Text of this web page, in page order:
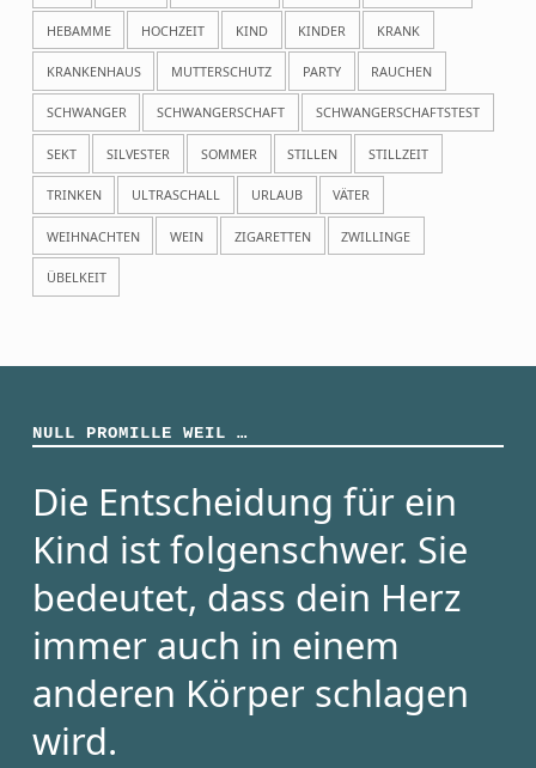
HEBAMME HOCHZEIT KIND KINDER KRANK
KRANKENHAUS MUTTERSCHUTZ PARTY RAUCHEN
SCHWANGER SCHWANGERSCHAFT SCHWANGERSCHAFTSTEST
SEKT SILVESTER SOMMER STILLEN STILLZEIT
TRINKEN ULTRASCHALL URLAUB VÄTER
WEIHNACHTEN WEIN ZIGARETTEN ZWILLINGE
ÜBELKEIT
NULL PROMILLE WEIL …
Die Entscheidung für ein
Kind ist folgenschwer. Sie
bedeutet, dass dein Herz
immer auch in einem
anderen Körper schlagen
wird.